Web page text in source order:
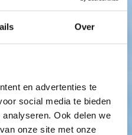
Over
en advertenties te
social media te bieden
Ook delen we
onze site met onze